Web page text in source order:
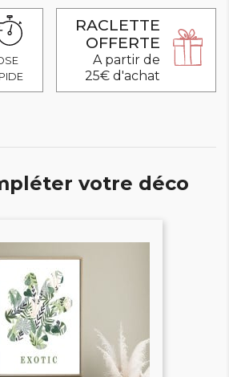
RACLETTE
OFFERTE
A partir de
25€ d'achat
votre déco